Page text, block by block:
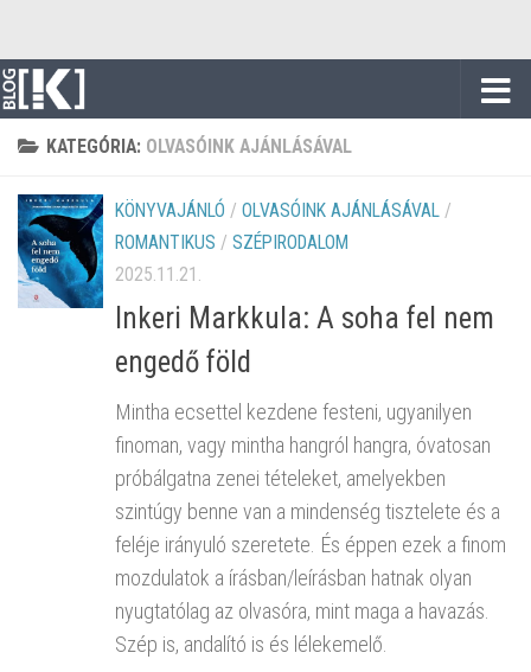
KATEGÓRIA: OLVASÓINK AJÁNLÁSÁVAL
KÖNYVAJÁNLÓ / OLVASÓINK AJÁNLÁSÁVAL /
ROMANTIKUS / SZÉPIRODALOM
2025.11.21.
Inkeri Markkula: A soha fel nem
engedő föld
Mintha ecsettel kezdene festeni, ugyanilyen
finoman, vagy mintha hangról hangra, óvatosan
próbálgatna zenei tételeket, amelyekben
szintúgy benne van a mindenség tisztelete és a
feléje irányuló szeretete. És éppen ezek a finom
mozdulatok a írásban/leírásban hatnak olyan
nyugtatólag az olvasóra, mint maga a havazás.
Szép is, andalító is és lélekemelő.